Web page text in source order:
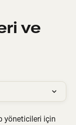
ve
yöneticileri için